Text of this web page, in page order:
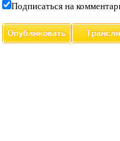
Подписаться на